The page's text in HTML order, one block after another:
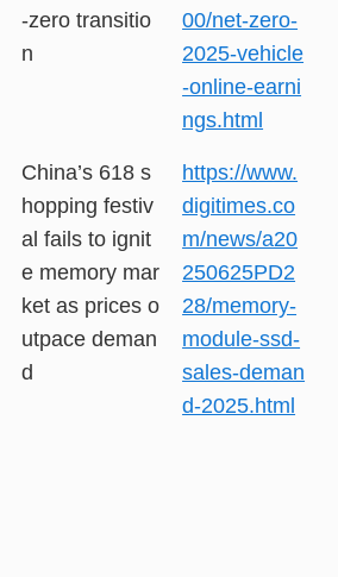
-zero transitio
n
00/net-zero-
2025-vehicle
-online-earni
ngs.html
China’s 618 s
hopping festiv
al fails to ignit
e memory mar
ket as prices o
utpace deman
d
https://www.
digitimes.co
m/news/a20
250625PD2
28/memory-
module-ssd-
sales-deman
d-2025.html